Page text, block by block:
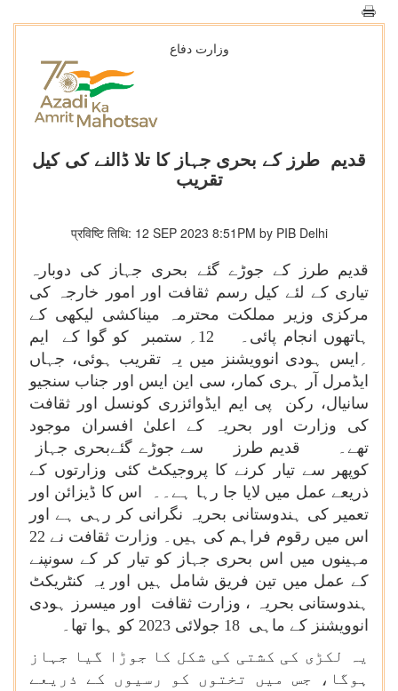
وزارت دفاع
قدیم طرز کے بحری جہاز کا تلا ڈالنے کی کیل
تقریب
प्रविष्टि तिथि: 12 SEP 2023 8:51PM by PIB Delhi
قدیم طرز کے جوڑے گئے بحری جہاز کی دوبارہ
تیاری کے لئے کیل رسم ثقافت اور امور خارجہ کی
مرکزی وزیر مملکت محترمہ میناکشی لیکھی کے
ہاتھوں انجام پائی۔ 12؍ ستمبر کو گوا کے ایم
؍ایس ہودی انوویشنز میں یہ تقریب ہوئی، جہاں
ایڈمرل آر ہری کمار، سی این ایس اور جناب سنجیو
سانیال، رکن پی ایم ایڈوائزری کونسل اور ثقافت
کی وزارت اور بحریہ کے اعلیٰ افسران موجود
تھے۔ قدیم طرز سے جوڑے گئےبحری جہاز
کوپھر سے تیار کرنے کا پروجیکٹ کئی وزارتوں کے
ذریعے عمل میں لایا جا رہا ہے۔۔ اس کا ڈیزائن اور
تعمیر کی ہندوستانی بحریہ نگرانی کر رہی ہے اور
اس میں رقوم فراہم کی ہیں۔ وزارت ثقافت نے 22
مہینوں میں اس بحری جہاز کو تیار کر کے سونپنے
کے عمل میں تین فریق شامل ہیں اور یہ کنٹریکٹ
ہندوستانی بحریہ ، وزارت ثقافت اور میسرز ہودی
انوویشنز کے ماہی 18 جولائی 2023 کو ہوا تھا۔
یہ لکڑی کی کشتی کی شکل کا جوڑا گیا جہاز
ہوگا، جس میں تختوں کو رسیوں کے ذریعے